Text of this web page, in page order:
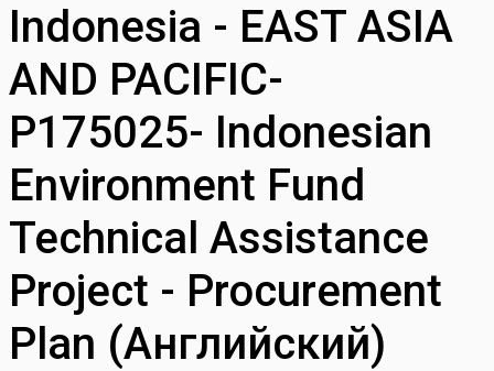
Indonesia - EAST ASIA
AND PACIFIC-
P175025- Indonesian
Environment Fund
Technical Assistance
Project - Procurement
Plan (Английский)